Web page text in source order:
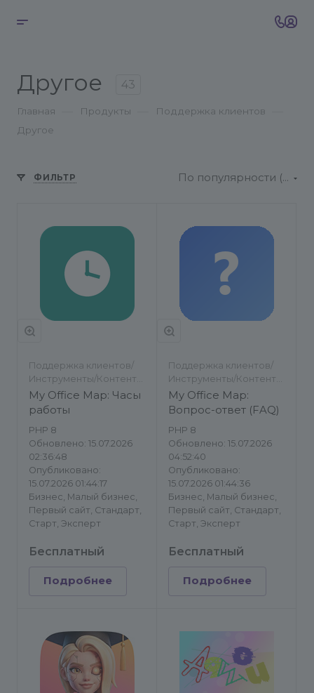
Другое 43
Главная Продукты Поддержка клиентов
Другое
ФИЛЬТР По популярности (возрастание)
Поддержка клиентов/
Инструменты/Контент-
менеджеру/Другое
My Office Map: Часы
работы
PHP 8
Обновлено: 15.07.2026
02:36:48
Опубликовано:
15.07.2026 01:44:17
Бизнес, Малый бизнес,
Первый сайт, Стандарт,
Старт, Эксперт
Бесплатный
Подробнее
Поддержка клиентов/
Инструменты/Контент-
менеджеру/Другое
My Office Map:
Вопрос-ответ (FAQ)
PHP 8
Обновлено: 15.07.2026
04:52:40
Опубликовано:
15.07.2026 01:44:36
Бизнес, Малый бизнес,
Первый сайт, Стандарт,
Старт, Эксперт
Бесплатный
Подробнее